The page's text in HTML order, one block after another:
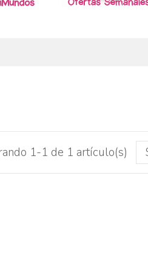
1-1 de 1 artículo(s)